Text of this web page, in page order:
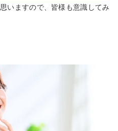
いますので、皆様も意識してみ